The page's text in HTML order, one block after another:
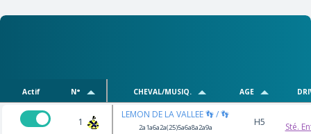
Actif N° CHEVAL/MUSIQ. AGE
1
LEMON DE LA VALLEE 👣 / 👣
2a1a6a2a(25)5a6a8a2a9a H5 Sté.